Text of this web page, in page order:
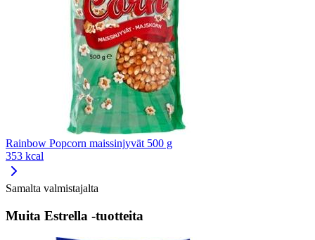
Rainbow Popcorn maissinjyvät 500 g
353 kcal
Samalta valmistajalta
Muita Estrella -tuotteita